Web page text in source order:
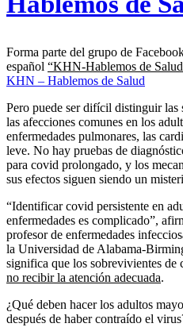
Forma parte del grupo de
español “KHN-Hablemos de
KHN – Hablemos de Salud
Pero puede ser difícil distinguir las
las afecciones comunes en los
enfermedades pulmonares, las
leve. No hay pruebas de
para covid prolongado, y los
sus efectos siguen siendo un
“Identificar covid persistente en
enfermedades es complicado”,
profesor de enfermedades
la Universidad de Alabama-
significa que los sobrevivientes de
no recibir la atención adecuada.
¿Qué deben hacer los adultos
después de haber contraído el